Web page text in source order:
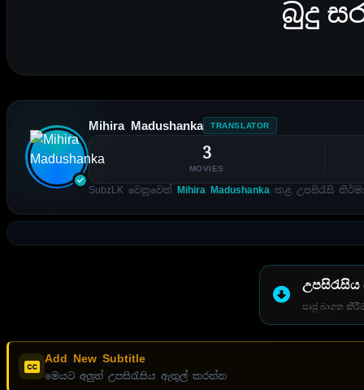
බුදු
Mihira Madushanka TRANSLATOR
3
MOVIES
SubzLK වෙනුවෙන් Mihira Madushanka කළ උපසිරැසි
සෘජු බාගත
Add New Subtitle
මෙයට අලුත් උපසිරැසිය ඇතුල් කරන්න